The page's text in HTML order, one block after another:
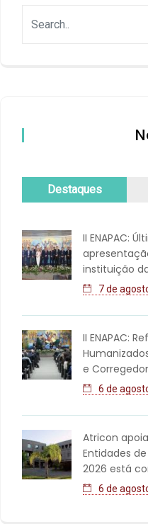
Destaques
II ENAPAC:
instituição da
7 de
II ENAPAC:
e
6 de
Atricon
Entidades
2026 está
6 de